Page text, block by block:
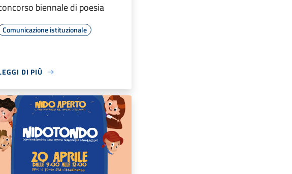
biennale di poesia
Comunicazione istituzionale
DI PIÙ